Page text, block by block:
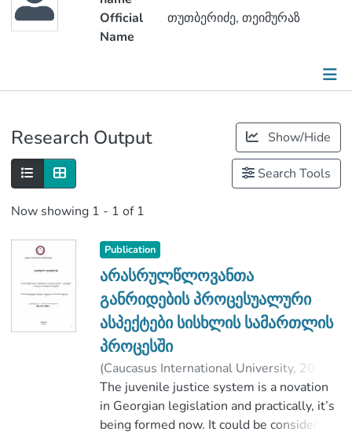
Official
Name
თუთბერიძე, თეიმურაზ
Research Output Show/Hide
Search Tools
Now showing 1 - 1 of 1
Publication
არასრულწლოვანთა
განრიდების პროცესუალური
ასპექტები სისხლის სამართლის
პროცესში
(Caucasus International University, 2018
თუთბერიძე, თეიმურაზ
;
ჭელიძე, სერგო
;Faculty of Law
Caucasus International University
The juvenile justice system is a novation
in Georgian legislation and practically, it’s
being formed now. It could be considered